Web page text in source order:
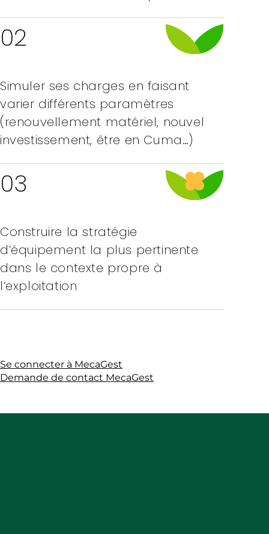
02
Simuler ses charges en faisant
varier différents paramètres
(renouvellement matériel, nouvel
investissement, être en Cuma…)
03
Construire la stratégie
d’équipement la plus pertinente
dans le contexte propre à
l’exploitation
Se connecter à MecaGest
Demande de contact MecaGest